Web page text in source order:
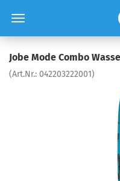
Jobe Mode Combo
(Art.Nr.: 042203222001)